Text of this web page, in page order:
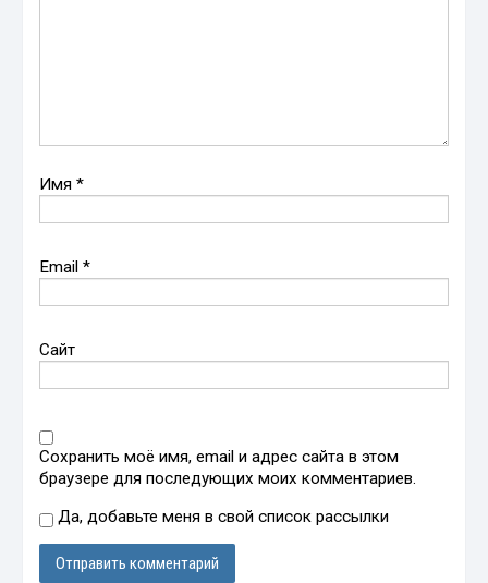
Имя*
Email*
Сайт
Сохранить моё имя, email и адрес сайта в этом
браузере для последующих моих комментариев.
Да, добавьте меня в свой список рассылки